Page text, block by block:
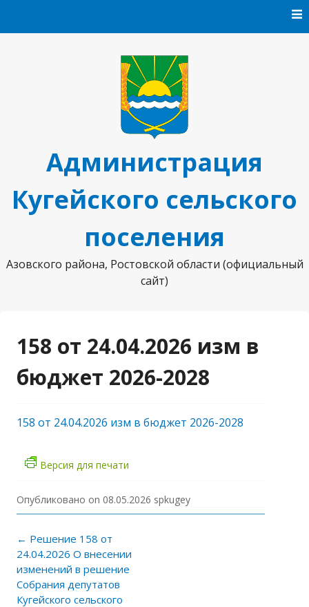
Администрация
Кугейского сельского
поселения
Азовского района, Ростовской области (официальный
сайт)
158 от 24.04.2026 изм в
бюджет 2026-2028
158 от 24.04.2026 изм в бюджет 2026-2028
Версия для печати
Опубликовано on 08.05.2026 spkugey
Навигация по записям
← Решение 158 от
24.04.2026 О внесении
изменений в решение
Собрания депутатов
Кугейского сельского